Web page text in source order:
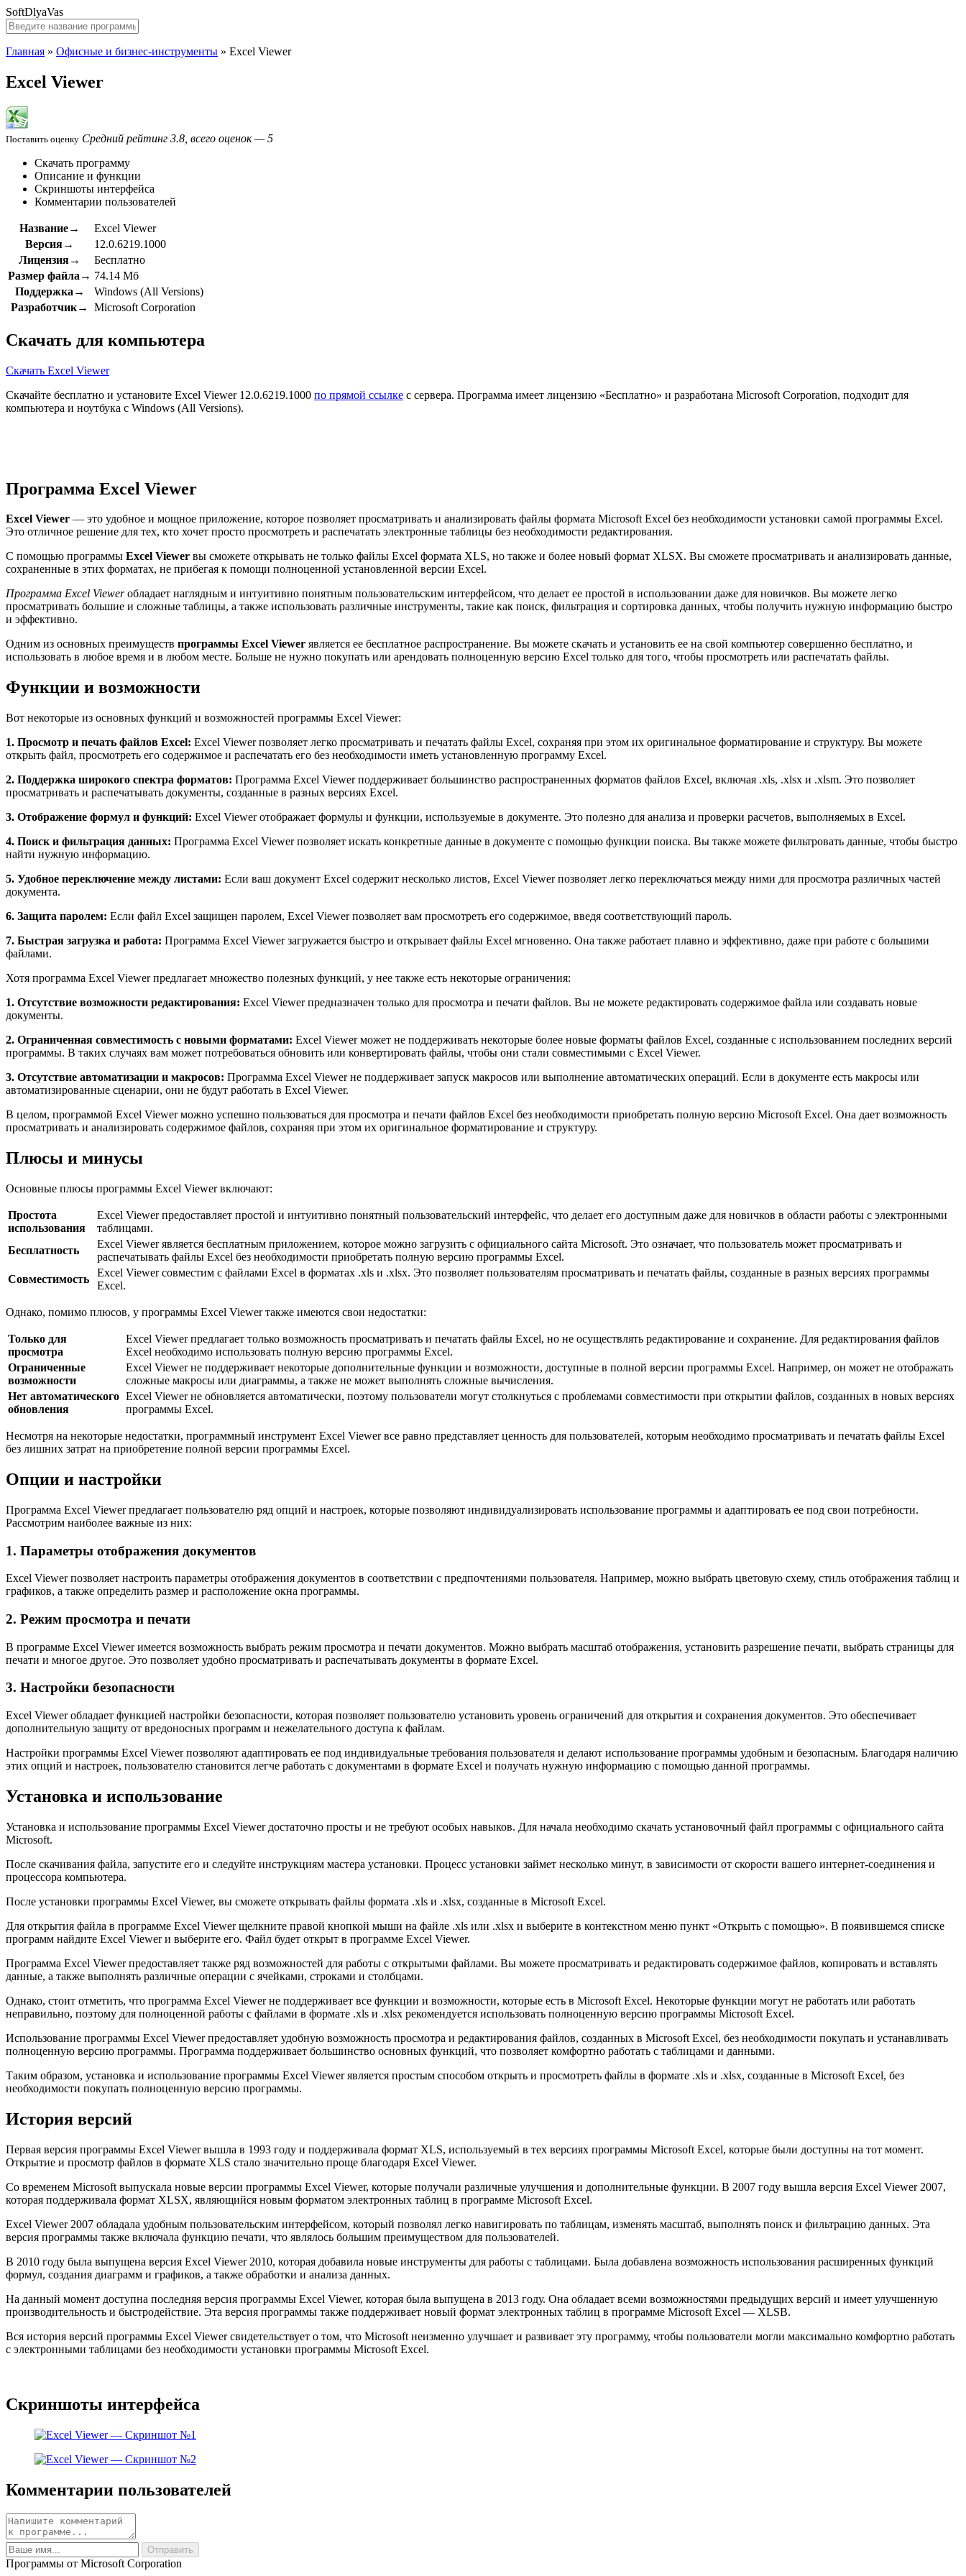
SoftDlyaVas
Главная » Офисные и бизнес-инструменты » Excel Viewer
Excel Viewer
Поставить оценку Средний рейтинг 3.8, всего оценок — 5
Скачать программу
Описание и функции
Скриншоты интерфейса
Комментарии пользователей
Название→
Excel Viewer
Версия→
12.0.6219.1000
Лицензия→
Бесплатно
Размер файла→ 74.14 Мб
Поддержка→
Windows (All Versions)
Разработчик→
Microsoft Corporation
Скачать для компьютера
Скачать Excel Viewer
Скачайте бесплатно и установите Excel Viewer 12.0.6219.1000 по прямой ссылке с сервера. Программа имеет лицензию «Бесплатно» и разработана Microsoft Corporation, подходит для
компьютера и ноутбука с Windows (All Versions).
Программа Excel Viewer
Excel Viewer — это удобное и мощное приложение, которое позволяет просматривать и анализировать файлы формата Microsoft Excel без необходимости установки самой программы Excel.
Это отличное решение для тех, кто хочет просто просмотреть и распечатать электронные таблицы без необходимости редактирования.
С помощью программы Excel Viewer вы сможете открывать не только файлы Excel формата XLS, но также и более новый формат XLSX. Вы сможете просматривать и анализировать данные,
сохраненные в этих форматах, не прибегая к помощи полноценной установленной версии Excel.
Программа Excel Viewerобладает наглядным и интуитивно понятным пользовательским интерфейсом, что делает ее простой в использовании даже для новичков. Вы можете легко
просматривать большие и сложные таблицы, а также использовать различные инструменты, такие как поиск, фильтрация и сортировка данных, чтобы получить нужную информацию быстро
и эффективно.
Одним из основных преимуществ программы Excel Viewer является ее бесплатное распространение. Вы можете скачать и установить ее на свой компьютер совершенно бесплатно, и
использовать в любое время и в любом месте. Больше не нужно покупать или арендовать полноценную версию Excel только для того, чтобы просмотреть или распечатать файлы.
Функции и возможности
Вот некоторые из основных функций и возможностей программы Excel Viewer:
1. Просмотр и печать файлов Excel: Excel Viewer позволяет легко просматривать и печатать файлы Excel, сохраняя при этом их оригинальное форматирование и структуру. Вы можете
открыть файл, просмотреть его содержимое и распечатать его без необходимости иметь установленную программу Excel.
2. Поддержка широкого спектра форматов: Программа Excel Viewer поддерживает большинство распространенных форматов файлов Excel, включая .xls, .xlsx и .xlsm. Это позволяет
просматривать и распечатывать документы, созданные в разных версиях Excel.
3. Отображение формул и функций: Excel Viewer отображает формулы и функции, используемые в документе. Это полезно для анализа и проверки расчетов, выполняемых в Excel.
4. Поиск и фильтрация данных: Программа Excel Viewer позволяет искать конкретные данные в документе с помощью функции поиска. Вы также можете фильтровать данные, чтобы быстро
найти нужную информацию.
5. Удобное переключение между листами: Если ваш документ Excel содержит несколько листов, Excel Viewer позволяет легко переключаться между ними для просмотра различных частей
документа.
6. Защита паролем: Если файл Excel защищен паролем, Excel Viewer позволяет вам просмотреть его содержимое, введя соответствующий пароль.
7. Быстрая загрузка и работа: Программа Excel Viewer загружается быстро и открывает файлы Excel мгновенно. Она также работает плавно и эффективно, даже при работе с большими
файлами.
Хотя программа Excel Viewer предлагает множество полезных функций, у нее также есть некоторые ограничения:
1. Отсутствие возможности редактирования: Excel Viewer предназначен только для просмотра и печати файлов. Вы не можете редактировать содержимое файла или создавать новые
документы.
2. Ограниченная совместимость с новыми форматами: Excel Viewer может не поддерживать некоторые более новые форматы файлов Excel, созданные с использованием последних версий
программы. В таких случаях вам может потребоваться обновить или конвертировать файлы, чтобы они стали совместимыми с Excel Viewer.
3. Отсутствие автоматизации и макросов: Программа Excel Viewer не поддерживает запуск макросов или выполнение автоматических операций. Если в документе есть макросы или
автоматизированные сценарии, они не будут работать в Excel Viewer.
В целом, программой Excel Viewer можно успешно пользоваться для просмотра и печати файлов Excel без необходимости приобретать полную версию Microsoft Excel. Она дает возможность
просматривать и анализировать содержимое файлов, сохраняя при этом их оригинальное форматирование и структуру.
Плюсы и минусы
Основные плюсы программы Excel Viewer включают:
Простота
использования
Excel Viewer предоставляет простой и интуитивно понятный пользовательский интерфейс, что делает его доступным даже для новичков в области работы с электронными
таблицами.
Бесплатность
Excel Viewer является бесплатным приложением, которое можно загрузить с официального сайта Microsoft. Это означает, что пользователь может просматривать и
распечатывать файлы Excel без необходимости приобретать полную версию программы Excel.
Совместимость
Excel Viewer совместим с файлами Excel в форматах .xls и .xlsx. Это позволяет пользователям просматривать и печатать файлы, созданные в разных версиях программы
Excel.
Однако, помимо плюсов, у программы Excel Viewer также имеются свои недостатки:
Только для
просмотра
Excel Viewer предлагает только возможность просматривать и печатать файлы Excel, но не осуществлять редактирование и сохранение. Для редактирования файлов
Excel необходимо использовать полную версию программы Excel.
Ограниченные
возможности
Excel Viewer не поддерживает некоторые дополнительные функции и возможности, доступные в полной версии программы Excel. Например, он может не отображать
сложные макросы или диаграммы, а также не может выполнять сложные вычисления.
Нет автоматического
обновления
Excel Viewer не обновляется автоматически, поэтому пользователи могут столкнуться с проблемами совместимости при открытии файлов, созданных в новых версиях
программы Excel.
Несмотря на некоторые недостатки, программный инструмент Excel Viewer все равно представляет ценность для пользователей, которым необходимо просматривать и печатать файлы Excel
без лишних затрат на приобретение полной версии программы Excel.
Опции и настройки
Программа Excel Viewer предлагает пользователю ряд опций и настроек, которые позволяют индивидуализировать использование программы и адаптировать ее под свои потребности.
Рассмотрим наиболее важные из них:
1. Параметры отображения документов
Excel Viewer позволяет настроить параметры отображения документов в соответствии с предпочтениями пользователя. Например, можно выбрать цветовую схему, стиль отображения таблиц и
графиков, а также определить размер и расположение окна программы.
2. Режим просмотра и печати
В программе Excel Viewer имеется возможность выбрать режим просмотра и печати документов. Можно выбрать масштаб отображения, установить разрешение печати, выбрать страницы для
печати и многое другое. Это позволяет удобно просматривать и распечатывать документы в формате Excel.
3. Настройки безопасности
Excel Viewer обладает функцией настройки безопасности, которая позволяет пользователю установить уровень ограничений для открытия и сохранения документов. Это обеспечивает
дополнительную защиту от вредоносных программ и нежелательного доступа к файлам.
Настройки программы Excel Viewer позволяют адаптировать ее под индивидуальные требования пользователя и делают использование программы удобным и безопасным. Благодаря наличию
этих опций и настроек, пользователю становится легче работать с документами в формате Excel и получать нужную информацию с помощью данной программы.
Установка и использование
Установка и использование программы Excel Viewer достаточно просты и не требуют особых навыков. Для начала необходимо скачать установочный файл программы с официального сайта
Microsoft.
После скачивания файла, запустите его и следуйте инструкциям мастера установки. Процесс установки займет несколько минут, в зависимости от скорости вашего интернет-соединения и
процессора компьютера.
После установки программы Excel Viewer, вы сможете открывать файлы формата .xls и .xlsx, созданные в Microsoft Excel.
Для открытия файла в программе Excel Viewer щелкните правой кнопкой мыши на файле .xls или .xlsx и выберите в контекстном меню пункт «Открыть с помощью». В появившемся списке
программ найдите Excel Viewer и выберите его. Файл будет открыт в программе Excel Viewer.
Программа Excel Viewer предоставляет также ряд возможностей для работы с открытыми файлами. Вы можете просматривать и редактировать содержимое файлов, копировать и вставлять
данные, а также выполнять различные операции с ячейками, строками и столбцами.
Однако, стоит отметить, что программа Excel Viewer не поддерживает все функции и возможности, которые есть в Microsoft Excel. Некоторые функции могут не работать или работать
неправильно, поэтому для полноценной работы с файлами в формате .xls и .xlsx рекомендуется использовать полноценную версию программы Microsoft Excel.
Использование программы Excel Viewer предоставляет удобную возможность просмотра и редактирования файлов, созданных в Microsoft Excel, без необходимости покупать и устанавливать
полноценную версию программы. Программа поддерживает большинство основных функций, что позволяет комфортно работать с таблицами и данными.
Таким образом, установка и использование программы Excel Viewer является простым способом открыть и просмотреть файлы в формате .xls и .xlsx, созданные в Microsoft Excel, без
необходимости покупать полноценную версию программы.
История версий
Первая версия программы Excel Viewer вышла в 1993 году и поддерживала формат XLS, используемый в тех версиях программы Microsoft Excel, которые были доступны на тот момент.
Открытие и просмотр файлов в формате XLS стало значительно проще благодаря Excel Viewer.
Со временем Microsoft выпускала новые версии программы Excel Viewer, которые получали различные улучшения и дополнительные функции. В 2007 году вышла версия Excel Viewer 2007,
которая поддерживала формат XLSX, являющийся новым форматом электронных таблиц в программе Microsoft Excel.
Excel Viewer 2007 обладала удобным пользовательским интерфейсом, который позволял легко навигировать по таблицам, изменять масштаб, выполнять поиск и фильтрацию данных. Эта
версия программы также включала функцию печати, что являлось большим преимуществом для пользователей.
В 2010 году была выпущена версия Excel Viewer 2010, которая добавила новые инструменты для работы с таблицами. Была добавлена возможность использования расширенных функций
формул, создания диаграмм и графиков, а также обработки и анализа данных.
На данный момент доступна последняя версия программы Excel Viewer, которая была выпущена в 2013 году. Она обладает всеми возможностями предыдущих версий и имеет улучшенную
производительность и быстродействие. Эта версия программы также поддерживает новый формат электронных таблиц в программе Microsoft Excel — XLSB.
Вся история версий программы Excel Viewer свидетельствует о том, что Microsoft неизменно улучшает и развивает эту программу, чтобы пользователи могли максимально комфортно работать
с электронными таблицами без необходимости установки программы Microsoft Excel.
Скриншоты интерфейса
Комментарии пользователей
Программы от Microsoft Corporation